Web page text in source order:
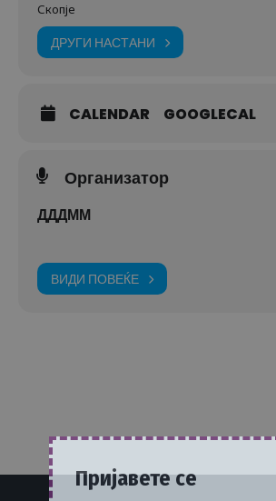
Скопје
ДРУГИ НАСТАНИ
CALENDAR GOOGLECAL
Организатор
ДДДММ
ВИДИ ПОВЕЌЕ
Пријавете се